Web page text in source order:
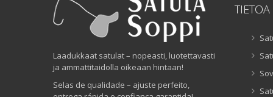
Laadukkaat satulat – nopeasti, luotettavasti
ja ammattitaidolla oikeaan hintaan!
Selas de qualidade – ajuste perfeito,
TIETOA